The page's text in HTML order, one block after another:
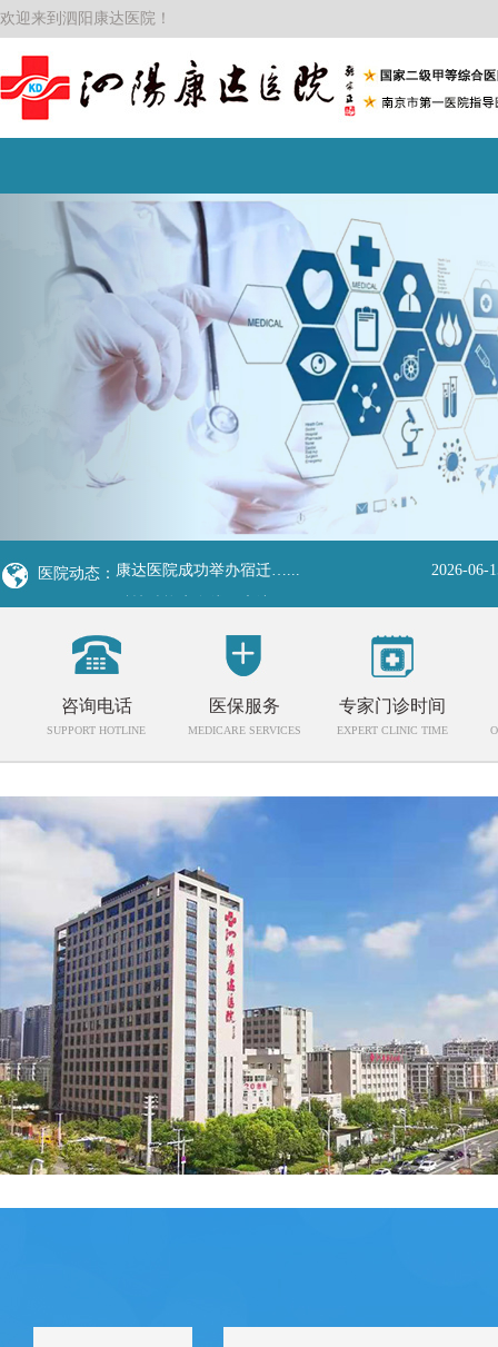
欢迎来到泗阳康达医院！
医院动态：
家乡情浓·健康护航｜淮…...
2026-06-
2026-06-
医企共建！康达医院携…...
2026-06-
康达医院省级疼痛项目…...
“睛”彩晚年，健康守…...
烈日下的最美身影！康…...
2026-06-
咨询电话
SUPPORT HOTLINE
医保服务
MEDICARE SERVICES
专家门诊时间
EXPERT CLINIC TIME